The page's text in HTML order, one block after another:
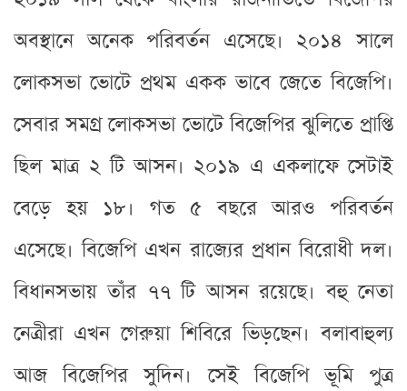
অবস্থানে অনেক পরিবর্তন এসেছে। ২০১৪ সালে
লোকসভা ভোটে প্রথম একক ভাবে জেতে বিজেপি।
সেবার সমগ্র লোকসভা ভোটে বিজেপির ঝুলিতে প্রাপ্তি
ছিল মাত্র ২ টি আসন। ২০১৯ এ একলাফে সেটাই
বেড়ে হয় ১৮। গত ৫ বছরে আরও পরিবর্তন
এসেছে। বিজেপি এখন রাজ্যের প্রধান বিরোধী দল।
বিধানসভায় তাঁর ৭৭ টি আসন রয়েছে। বহু নেতা
নেত্রীরা এখন গেরুয়া শিবিরে ভিড়ছেন। বলাবাহুল্য
আজ বিজেপির সুদিন। সেই বিজেপি ভূমি পুত্র